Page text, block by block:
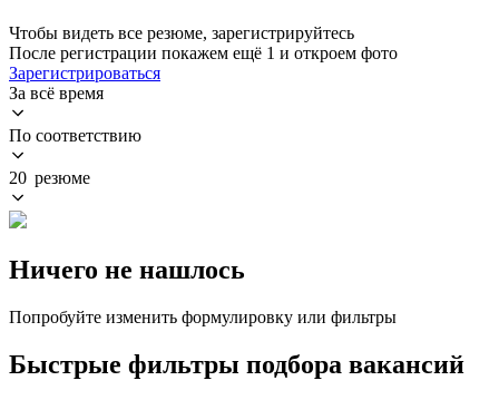
Чтобы видеть все резюме, зарегистрируйтесь
После регистрации покажем ещё 1 и откроем фото
Зарегистрироваться
За всё время
По соответствию
20 резюме
Ничего не нашлось
Попробуйте изменить формулировку или фильтры
Быстрые фильтры подбора вакансий